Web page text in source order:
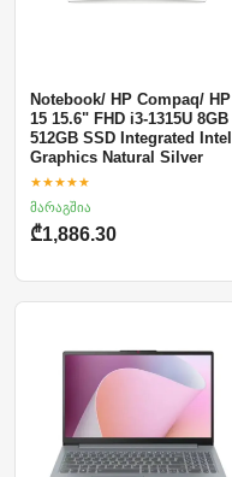
Notebook/ HP Compaq/ HP
15 15.6" FHD i3-1315U 8GB
512GB SSD Integrated Intel
Graphics Natural Silver
★★★★★
მარაგშია
₾1,886.30